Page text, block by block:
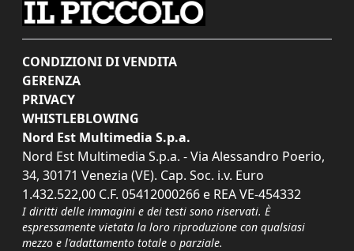
CONDIZIONI DI VENDITA
GERENZA
PRIVACY
WHISTLEBLOWING
Nord Est Multimedia S.p.a.
Nord Est Multimedia S.p.a. - Via Alessandro Poerio,
34, 30171 Venezia (VE). Cap. Soc. i.v. Euro
1.432.522,00 C.F. 05412000266 e REA VE-454332
I diritti delle immagini e dei testi sono riservati. È
espressamente vietata la loro riproduzione con qualsiasi
mezzo e l'adattamento totale o parziale.